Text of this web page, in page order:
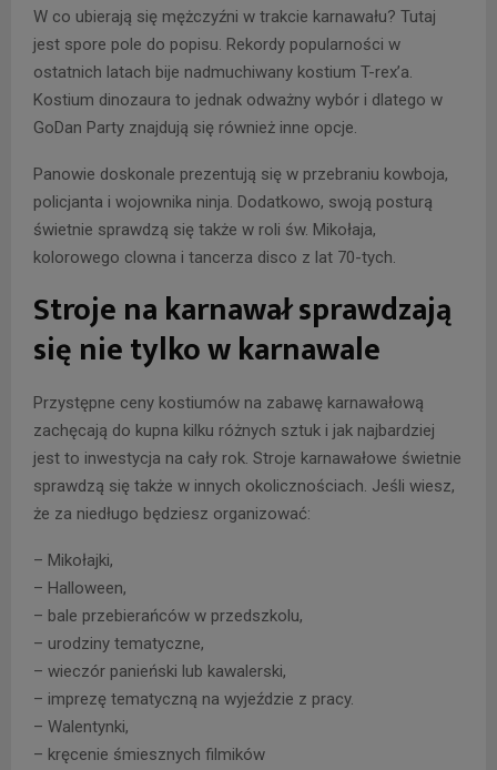
W co ubierają się mężczyźni w trakcie karnawału? Tutaj
jest spore pole do popisu. Rekordy popularności w
ostatnich latach bije nadmuchiwany kostium T-rex’a.
Kostium dinozaura to jednak odważny wybór i dlatego w
GoDan Party znajdują się również inne opcje.
Panowie doskonale prezentują się w przebraniu kowboja,
policjanta i wojownika ninja. Dodatkowo, swoją posturą
świetnie sprawdzą się także w roli św. Mikołaja,
kolorowego clowna i tancerza disco z lat 70-tych.
Stroje na karnawał sprawdzają
się nie tylko w karnawale
Przystępne ceny kostiumów na zabawę karnawałową
zachęcają do kupna kilku różnych sztuk i jak najbardziej
jest to inwestycja na cały rok. Stroje karnawałowe świetnie
sprawdzą się także w innych okolicznościach. Jeśli wiesz,
że za niedługo będziesz organizować:
– Mikołajki,
– Halloween,
– bale przebierańców w przedszkolu,
– urodziny tematyczne,
– wieczór panieński lub kawalerski,
– imprezę tematyczną na wyjeździe z pracy.
– Walentynki,
– kręcenie śmiesznych filmików